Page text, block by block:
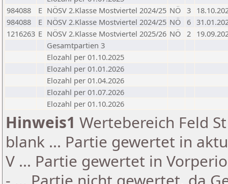
984088
E NÖSV 2.Klasse Mostviertel 2024/25 NÖ 3
984088
E NÖSV 2.Klasse Mostviertel 2024/25 NÖ 6
1216263 E NÖSV 2.Klasse Mostviertel 2025/26 NÖ 2
Gesamtpartien 3
Elozahl per 01.10.2025
Elozahl per 01.01.2026
Elozahl per 01.04.2026
Elozahl per 01.07.2026
Elozahl per 01.10.2026
Hinweis1 Wertebereich Feld
blank ... Partie gewertet in
V ... Partie gewertet in